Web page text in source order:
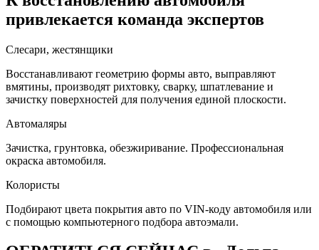
привлекается команда экспертов
Слесари, жестянщики
Восстанавливают геометрию формы авто, выправляют
вмятины, производят рихтовку, сварку, шпатлевание и
зачистку поверхностей для получения единой плоскости.
Автомаляры
Зачистка, грунтовка, обезжиривание. Профессиональная
окраска автомобиля.
Колористы
Подбирают цвета покрытия авто по VIN-коду автомобиля или
с помощью компьютерного подбора автоэмали.